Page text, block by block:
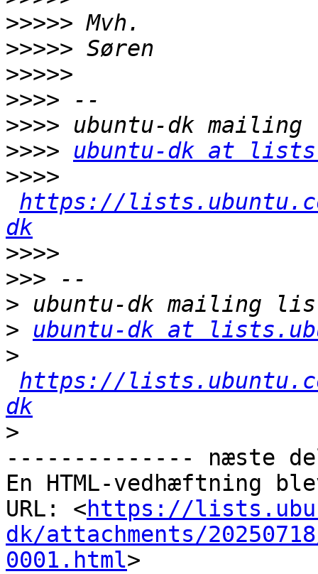
>>>>>
>>>>>
>>>>>
>>>>
>>>>
>>>>
ubuntu-dk at
>>>>
https://
dk
>>>>
>>>
>
>
ubuntu-dk at
>
https://
dk
>
-------------- næste
En HTML-vedhæftning
URL: <https://
dk/attachments/
0001.html